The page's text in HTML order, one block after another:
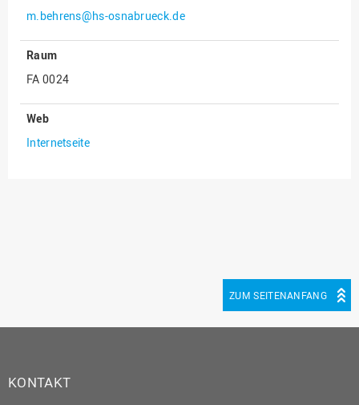
Personalrat
Professional School
Projekte des Präsidiums
Projektmanagement Office
m.behrens@hs-osnabrueck.de
Raum
FA 0024
Web
Internetseite
ZUM SEITENANFANG
KONTAKT